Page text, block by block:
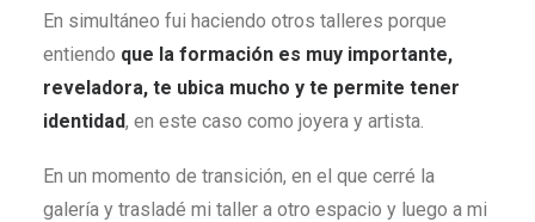
En simultáneo fui haciendo otros talleres porque
entiendo que la formación es muy importante,
reveladora, te ubica mucho y te permite tener
identidad, en este caso como joyera y artista.
En un momento de transición, en el que cerré la
galería y trasladé mi taller a otro espacio y luego a mi